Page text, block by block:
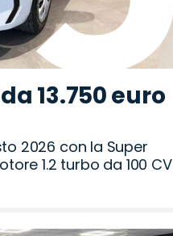
13.750 euro
2026 con la Super
1.2 turbo da 100 CV